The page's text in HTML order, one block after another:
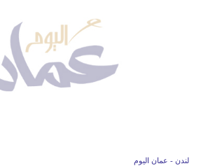
لندن - عمان اليوم